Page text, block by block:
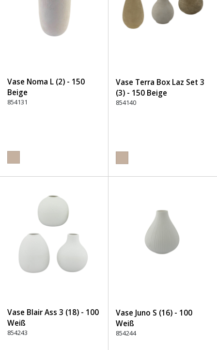
Vase Noma L (2) - 150
Beige
854131
Vase Terra Box Laz Set 3
(3) - 150 Beige
854140
Vase Blair Ass 3 (18) - 100
Weiß
854243
Vase Juno S (16) - 100
Weiß
854244